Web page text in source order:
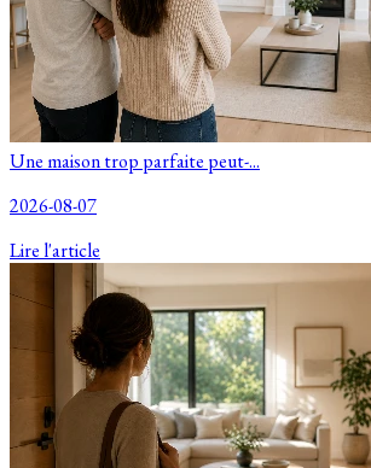
Une maison trop parfaite peut-...
2026-08-07
Lire l'article